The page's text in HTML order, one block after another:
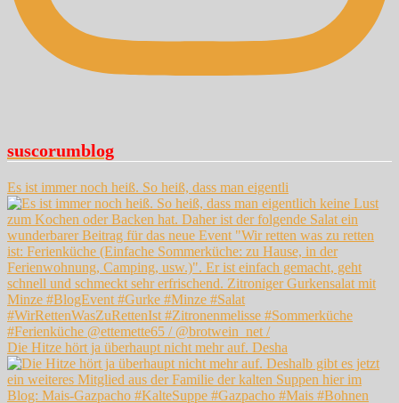
suscorumblog
Es ist immer noch heiß. So heiß, dass man eigentli
Die Hitze hört ja überhaupt nicht mehr auf. Desha